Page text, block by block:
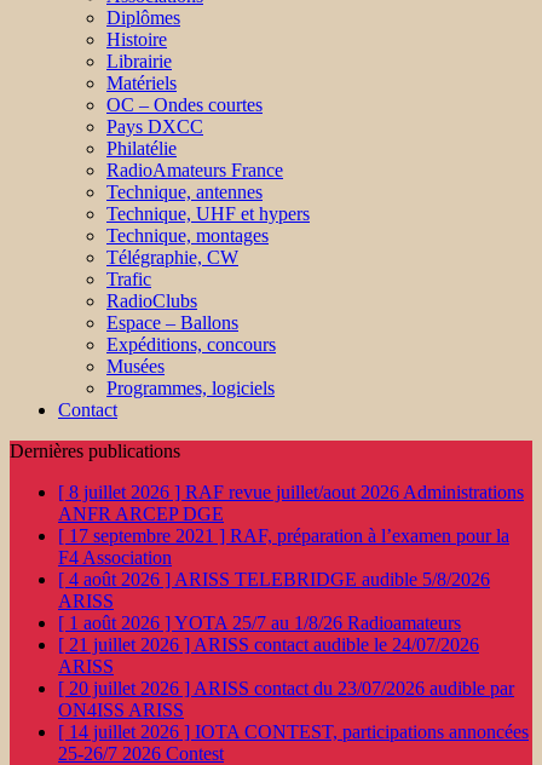
Diplômes
Histoire
Librairie
Matériels
OC – Ondes courtes
Pays DXCC
Philatélie
RadioAmateurs France
Technique, antennes
Technique, UHF et hypers
Technique, montages
Télégraphie, CW
Trafic
RadioClubs
Espace – Ballons
Expéditions, concours
Musées
Programmes, logiciels
Contact
Dernières publications
[ 8 juillet 2026 ] RAF revue juillet/aout 2026 Administrations
ANFR ARCEP DGE
[ 17 septembre 2021 ] RAF, préparation à l’examen pour la
F4 Association
[ 4 août 2026 ] ARISS TELEBRIDGE audible 5/8/2026
ARISS
[ 1 août 2026 ]YOTA 25/7 au 1/8/26 Radioamateurs
[ 21 juillet 2026 ] ARISS contact audible le 24/07/2026
ARISS
[ 20 juillet 2026 ] ARISS contact du 23/07/2026 audible par
ON4ISS ARISS
[ 14 juillet 2026 ] IOTA CONTEST, participations annoncées
25-26/7 2026 Contest